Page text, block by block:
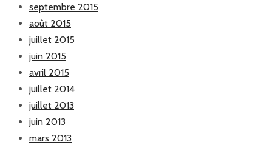
septembre 2015
août 2015
juillet 2015
juin 2015
avril 2015
juillet 2014
juillet 2013
juin 2013
mars 2013